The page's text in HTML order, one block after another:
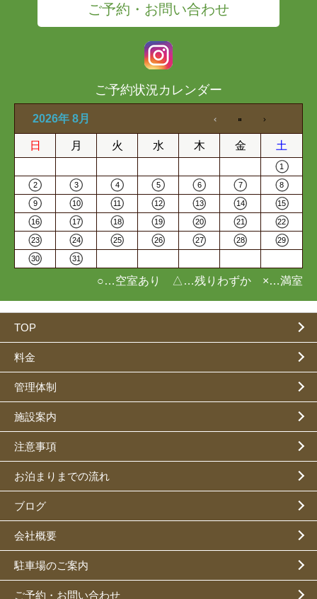
ご予約・お問い合わせ
ご予約状況カレンダー
2026年 8月
日 月 火 水 木 金 土
1
2 3 4 5 6 7 8
9 10 11 12 13 14 15
16 17 18 19 20 21 22
23 24 25 26 27 28 29
30 31
○…空室あり △…残りわずか ×…満室
TOP
料金
管理体制
施設案内
注意事項
お泊まりまでの流れ
ブログ
会社概要
駐車場のご案内
ご予約・お問い合わせ